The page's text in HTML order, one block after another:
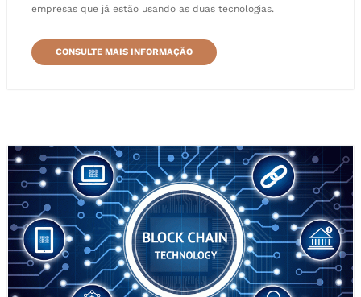
empresas que já estão usando as duas tecnologias.
CONSULTE MAIS INFORMAÇÃO